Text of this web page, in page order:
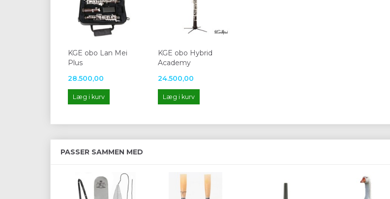
KGE obo Lan Mei
Plus
28.500,00
Læg i kurv
KGE obo Hybrid
Academy
24.500,00
Læg i kurv
PASSER SAMMEN MED